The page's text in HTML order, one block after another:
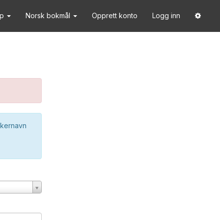
Norsk bokmål Opprett konto Logg inn